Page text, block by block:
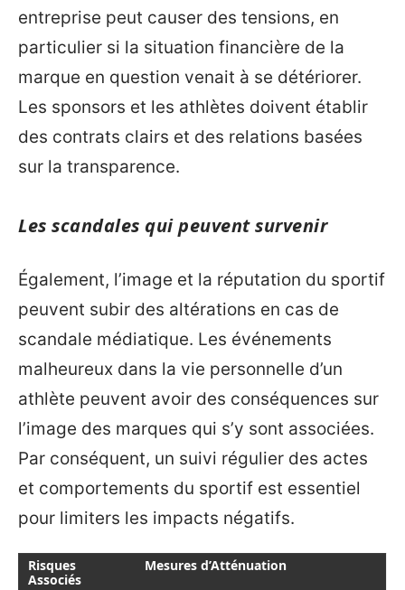
entreprise peut causer des tensions, en
particulier si la situation financière de la
marque en question venait à se détériorer.
Les sponsors et les athlètes doivent établir
des contrats clairs et des relations basées
sur la transparence.
Les scandales qui peuvent survenir
Également, l’image et la réputation du sportif
peuvent subir des altérations en cas de
scandale médiatique. Les événements
malheureux dans la vie personnelle d’un
athlète peuvent avoir des conséquences sur
l’image des marques qui s’y sont associées.
Par conséquent, un suivi régulier des actes
et comportements du sportif est essentiel
pour limiters les impacts négatifs.
Risques
Associés
Mesures d’Atténuation